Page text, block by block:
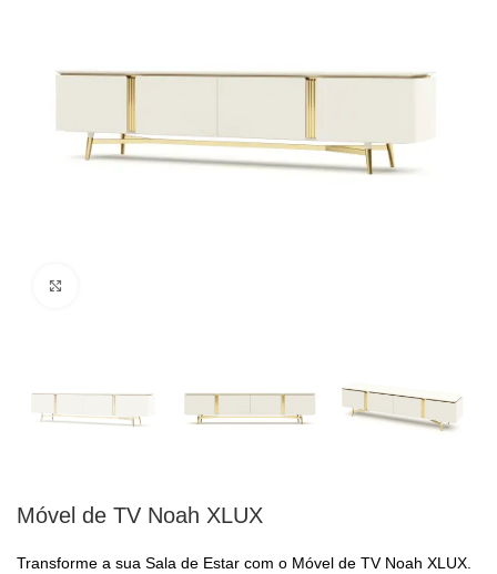
Móvel de TV Noah XLUX
Transforme a sua Sala de Estar com o Móvel de TV Noah XLUX.